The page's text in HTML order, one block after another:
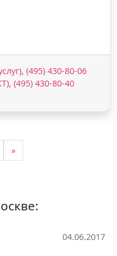
(495) 430-80-06
(495) 430-80-40
»
04.06.2017